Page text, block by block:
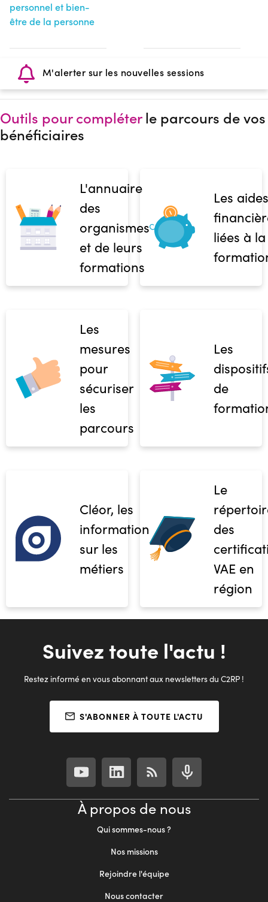
personnel et bien-
être de la personne
M'alerter sur les nouvelles sessions
Outils pour compléterle parcours de vos
bénéficiaires
L'annuaire
des
organismes
et de leurs
formations
Les aides
liées à la
Les
mesures
pour
sécuriser
les
parcours
Les
de
Cléor, les
informations
sur les
métiers
Le
des
VAE en
région
Suivez toute l'actu !
Restez informé en vous abonnant aux newsletters du C2RP !
S'ABONNER À TOUTE L'ACTU
À propos de nous
Qui sommes-nous ?
Nos missions
Rejoindre l'équipe
Nous contacter